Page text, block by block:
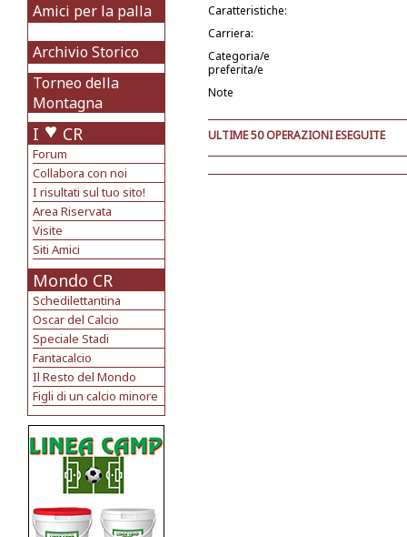
Amici per la palla
Archivio Storico
Torneo della
Montagna
I CR
Forum
Collabora con noi
I risultati sul tuo sito!
Area Riservata
Visite
Siti Amici
Mondo CR
Schedilettantina
Oscar del Calcio
Speciale Stadi
Fantacalcio
Il Resto del Mondo
Figli di un calcio minore
Caratteristiche:
Carriera:
Categoria/e
preferita/e
Note
ULTIME 50 OPERAZIONI ESEGUITE